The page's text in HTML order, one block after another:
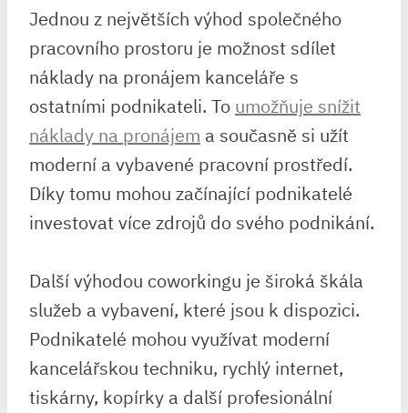
Jednou z největších výhod společného
pracovního prostoru je možnost sdílet
náklady na pronájem kanceláře s
ostatními podnikateli. To umožňuje snížit
náklady na pronájem a současně si užít
moderní a vybavené pracovní prostředí.
Díky tomu mohou začínající podnikatelé
investovat více zdrojů do svého podnikání.
Další výhodou coworkingu je široká škála
služeb a vybavení, které jsou k dispozici.
Podnikatelé mohou využívat moderní
kancelářskou techniku, rychlý internet,
tiskárny, kopírky a další profesionální